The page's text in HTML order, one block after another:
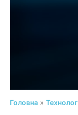
Головна »